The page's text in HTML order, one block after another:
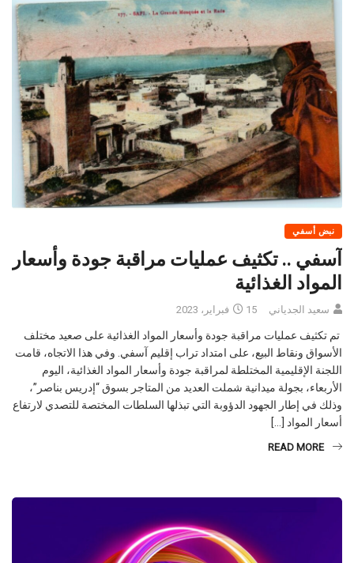
آسفي .. تكثيف عمليات مراقبة جودة وأسعار
المواد الغذائية
سعيد الجدياني 15 فبراير، 2023
تم تكثيف عمليات مراقبة جودة وأسعار المواد الغذائية على صعيد مختلف
الأسواق ونقاط البيع، على امتداد تراب إقليم آسفي. وفي هذا الاتجاه، قامت
اللجنة الإقليمية المختلطة لمراقبة جودة وأسعار المواد الغذائية، اليوم
الأربعاء، بجولة ميدانية شملت العديد من المتاجر بسوق “إدريس بناصر”،
وذلك في إطار الجهود الدؤوبة التي تبذلها السلطات المختصة للتصدي لارتفاع
أسعار المواد […]
READ MORE